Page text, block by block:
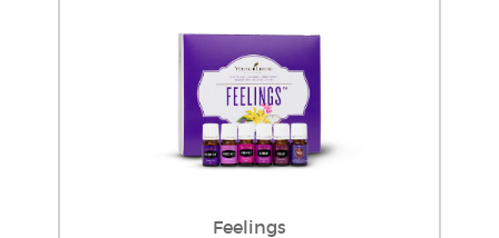
Feelings